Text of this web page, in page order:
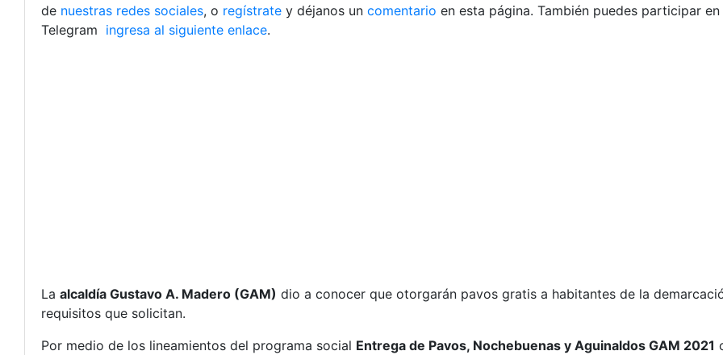
de nuestras redes sociales, o regístrate y déjanos un comentario en esta página. También puedes participar
Telegram ingresa al siguiente enlace.
La alcaldía Gustavo A. Madero (GAM) dio a conocer que otorgarán pavos gratis a habitantes de la
requisitos que solicitan.
Por medio de los lineamientos del programa social Entrega de Pavos, Nochebuenas y Aguinaldos GAM 2021